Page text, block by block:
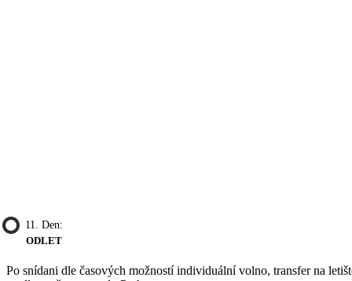
11. Den:
ODLET
Po snídani dle časových možností individuální volno, transfer na